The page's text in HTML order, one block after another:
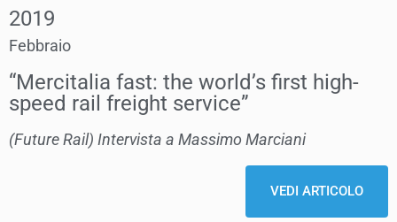
2019
Febbraio
“Mercitalia fast: the world’s first high-
speed rail freight service”
(Future Rail) Intervista a Massimo Marciani
VEDI ARTICOLO